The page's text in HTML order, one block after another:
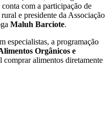
com a participação de
e presidente da Associação
Maluh Barciote.
especialistas, a programação
Orgânicos e
comprar alimentos diretamente